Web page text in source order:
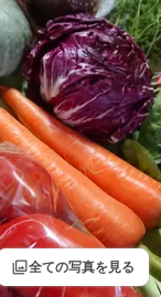
filter全ての写真を見る